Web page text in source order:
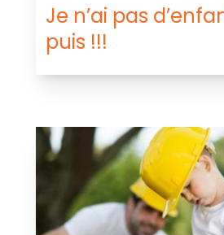
Je n’ai pas
puis !!!